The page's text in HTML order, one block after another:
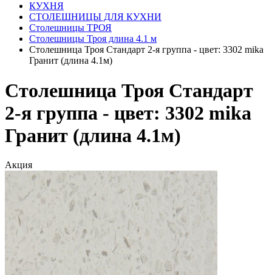
КУХНЯ
СТОЛЕШНИЦЫ ДЛЯ КУХНИ
Столешницы ТРОЯ
Столешницы Троя длина 4.1 м
Столешница Троя Стандарт 2-я группа - цвет: 3302 mika
Гранит (длина 4.1м)
Столешница Троя Стандарт
2-я группа - цвет: 3302 mika
Гранит (длина 4.1м)
Акция